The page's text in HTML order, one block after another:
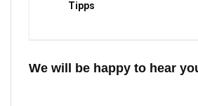
Tipps
We will be happy to hear